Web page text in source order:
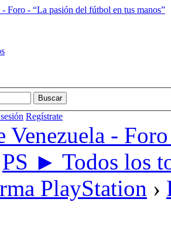
Regístrate
Venezuela -
PS ► Todos los
PlayStation ›